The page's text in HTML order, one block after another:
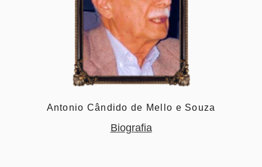
Antonio Cândido de Mello e Souza
Biografia